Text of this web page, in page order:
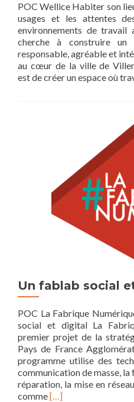
POC Wellice Habiter son
usages et les attentes
environnements de travail
cherche à construire un
responsable, agréable et
au cœur de la ville de
est de créer un espace où
Un fablab social
POC La Fabrique
social et digital La
premier projet de la
Pays de France
programme utilise des
communication de masse,
réparation, la mise en
commeRead
[…]